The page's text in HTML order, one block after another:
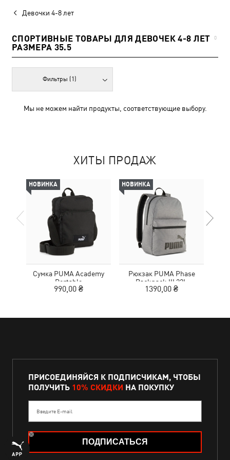
Девочки 4-8 лет
СПОРТИВНЫЕ ТОВАРЫ ДЛЯ ДЕВОЧЕК 4-8 ЛЕТ
РАЗМЕРА 35.5
0
Фильтры (1)
Мы не можем найти продукты, соответствующие выбору.
ХИТЫ ПРОДАЖ
НОВИНКА
Сумка PUMA Academy
Portable
990,00 ₴
НОВИНКА
Рюкзак PUMA Phase
Backpack III 22L
1390,00 ₴
ПРИСОЕДИНЯЙСЯ К ПОДПИСЧИКАМ, ЧТОБЫ
ПОЛУЧИТЬ 10% СКИДКИ НА ПОКУПКУ
Введите E-mail
ПОДПИСАТЬСЯ